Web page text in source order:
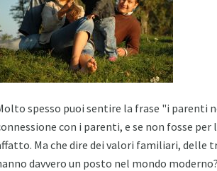
spesso puoi sentire la frase "i parenti
con i parenti, e se non fosse
Ma che dire dei valori familiari, delle
davvero un posto nel mondo moderno?